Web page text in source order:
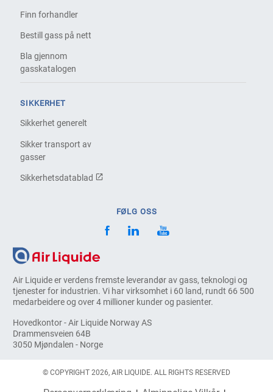
Air Liquide er verdens fremste leverandør av gass, teknologi og
tjenester for industrien. Vi har virksomhet i 60 land, rundt 66 500
medarbeidere og over 4 millioner kunder og pasienter.
Hovedkontor - Air Liquide Norway AS
Drammensveien 64B
3050 Mjøndalen - Norge
Finn forhandler
Bestill gass på nett
Bla gjennom
gasskatalogen
SIKKERHET
Sikkerhet generelt
Sikker transport av
gasser
Sikkerhetsdatablad
FØLG OSS
© COPYRIGHT 2026, AIR LIQUIDE. ALL RIGHTS RESERVED